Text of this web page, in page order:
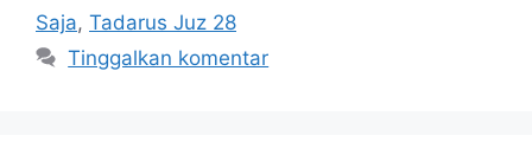
Saja, Tadarus Juz 28
Tinggalkan komentar